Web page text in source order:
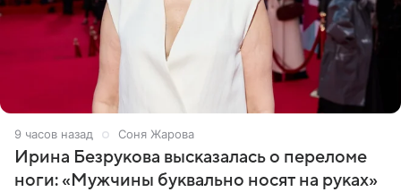
9 часов назад Соня Жарова
Ирина Безрукова высказалась о переломе
ноги: «Мужчины буквально носят на руках»